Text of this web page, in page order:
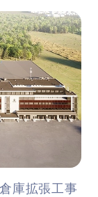
庫拡張工事